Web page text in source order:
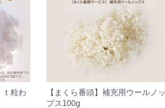
ｔ粒わ
【まくら番頭】補充用ウールノッ
プス100g